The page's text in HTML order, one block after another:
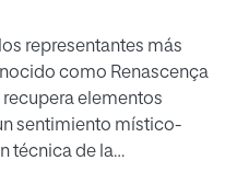
representantes más
como Renascença
elementos
sentimiento místico-
técnica de la